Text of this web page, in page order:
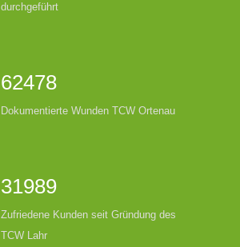
durchgeführt
62478
Dokumentierte Wunden TCW Ortenau
31989
Zufriedene Kunden seit Gründung des
TCW Lahr